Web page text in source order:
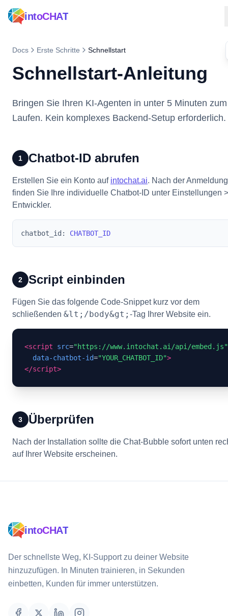
intoCHAT
Docs Erste Schritte Schnellstart
Schnellstart-Anleitung
Bringen Sie Ihren KI-Agenten in unter 5 Minuten zum
Laufen. Kein komplexes Backend-Setup erforderlich.
1 Chatbot-ID abrufen
Erstellen Sie ein Konto auf intochat.ai. Nach der Anmeldung
finden Sie Ihre individuelle Chatbot-ID unter Einstellungen >
Entwickler.
chatbot_id: CHATBOT_ID
2 Script einbinden
Fügen Sie das folgende Code-Snippet kurz vor dem
schließenden &lt;/body&gt; -Tag Ihrer Website ein.
<script src="https://www.intochat.ai/api/embed.js"
data-chatbot-id="YOUR_CHATBOT_ID">
</script>
3 Überprüfen
Nach der Installation sollte die Chat-Bubble sofort unten
auf Ihrer Website erscheinen.
intoCHAT
Der schnellste Weg, KI-Support zu deiner Website
hinzuzufügen. In Minuten trainieren, in Sekunden
einbetten, Kunden für immer unterstützen.